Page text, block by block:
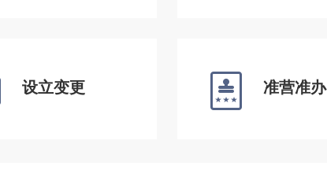
设立变更 准营准办